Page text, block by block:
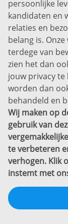
Bel ons:+31
Prins Willem-
7311 SW
Sitemap
Copyright
Bekijk
persoonlijke
kandidaten en
relaties en
belang is.
terdege van
zien het dan
jouw privacy te
worden dan
behandeld en
Wij maken op
gebruik van
te verbeteren
verhogen. Klik
instemt met